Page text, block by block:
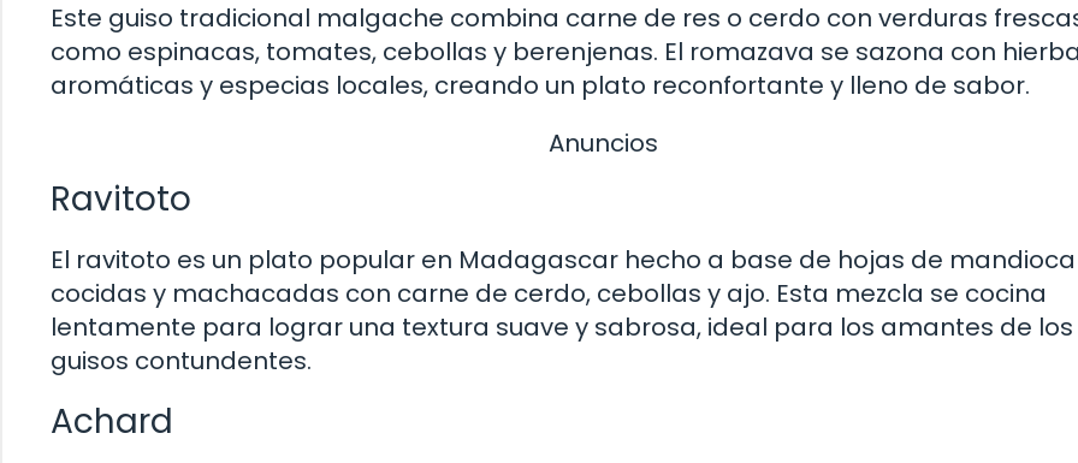
Este guiso tradicional malgache combina carne de res o cerdo con verduras
como espinacas, tomates, cebollas y berenjenas. El romazava se sazona con
aromáticas y especias locales, creando un plato reconfortante y lleno de sabor.
Anuncios
Ravitoto
El ravitoto es un plato popular en Madagascar hecho a base de hojas de mandioca
cocidas y machacadas con carne de cerdo, cebollas y ajo. Esta mezcla se cocina
lentamente para lograr una textura suave y sabrosa, ideal para los amantes de los
guisos contundentes.
Achard